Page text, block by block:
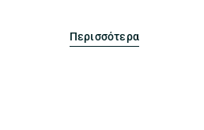
Περισσότερα